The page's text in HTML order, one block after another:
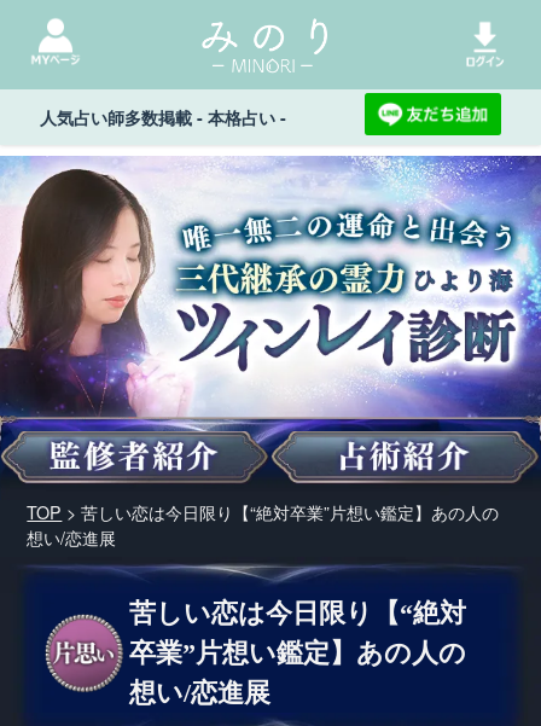
人気占い師多数掲載 - 本格占い -
TOP > 苦しい恋は今日限り【“絶対卒業”片想い鑑定】あの人の
想い/恋進展
苦しい恋は今日限り【“絶対
卒業”片想い鑑定】あの人の
想い/恋進展